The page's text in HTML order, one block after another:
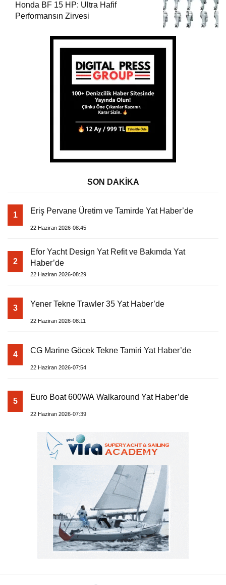
Honda BF 15 HP: Ultra Hafif
Performansın Zirvesi
SON DAKİKA
1 Eriş Pervane Üretim ve Tamirde Yat Haber’de
22 Haziran 2026-08:45
2
Efor Yacht Design Yat Refit ve Bakımda Yat
Haber’de
22 Haziran 2026-08:29
3 Yener Tekne Trawler 35 Yat Haber’de
22 Haziran 2026-08:11
4 CG Marine Göcek Tekne Tamiri Yat Haber’de
22 Haziran 2026-07:54
5 Euro Boat 600WA Walkaround Yat Haber’de
22 Haziran 2026-07:39